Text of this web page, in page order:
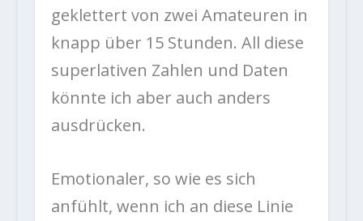
geklettert von zwei Amateuren in
knapp über 15 Stunden. All diese
superlativen Zahlen und Daten
könnte ich aber auch anders
ausdrücken.
Emotionaler, so wie es sich
anfühlt, wenn ich an diese Linie